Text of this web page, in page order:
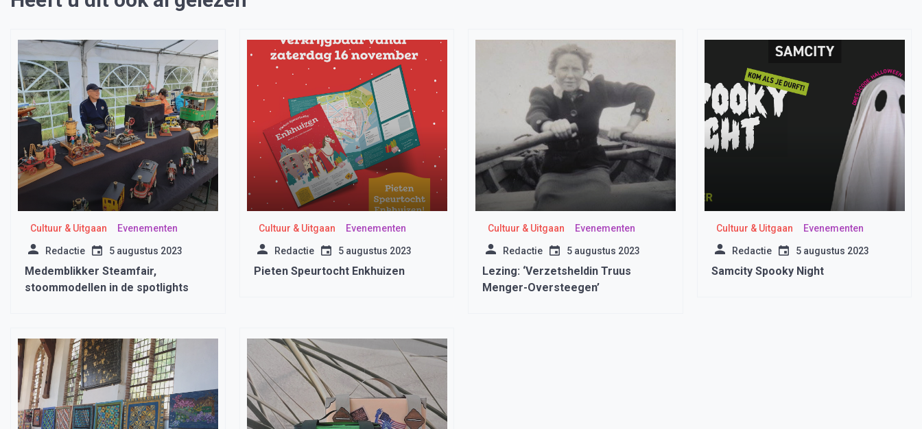
Cultuur & Uitgaan Evenementen
Redactie 5 augustus 2023
Medemblikker Steamfair,
stoommodellen in de spotlights
Cultuur & Uitgaan Evenementen
Redactie 5 augustus 2023
Pieten Speurtocht Enkhuizen
Cultuur & Uitgaan Evenementen
Redactie 5 augustus 2023
Lezing: ‘Verzetsheldin Truus
Menger-Oversteegen’
Cultuur & Uitgaan Evenementen
Redactie 5 augustus 2023
Samcity Spooky Night